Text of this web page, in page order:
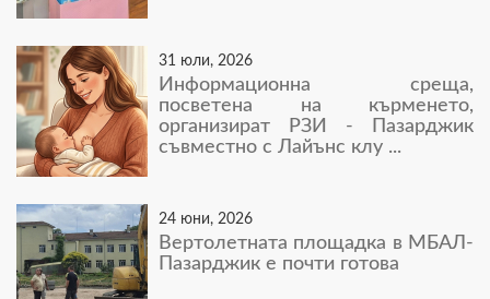
31 юли, 2026
Информационна среща,
посветена на кърменето,
организират РЗИ - Пазарджик
съвместно с Лайънс клу ...
24 юни, 2026
Вертолетната площадка в МБАЛ-
Пазарджик е почти готова